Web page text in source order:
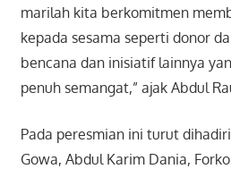
marilah kita berkomitmen
kepada sesama seperti donor
bencana dan inisiatif lainnya
penuh semangat,” ajak Abdul
Pada peresmian ini turut
Gowa, Abdul Karim Dania,